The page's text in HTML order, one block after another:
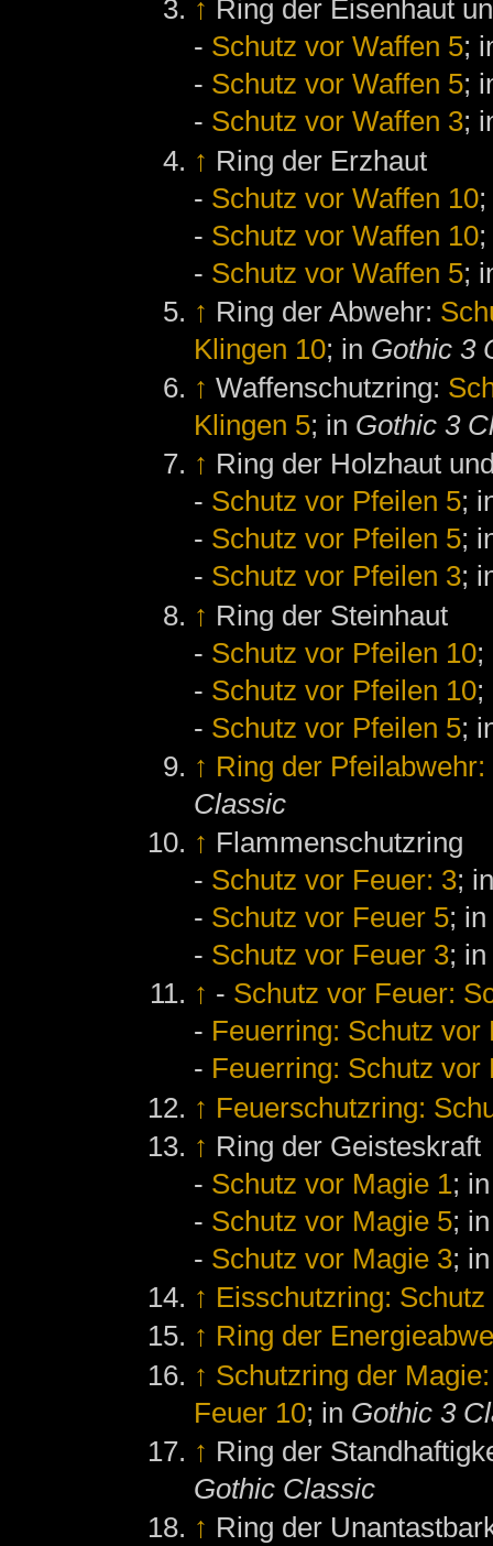
↑ Ring der Eisenhaut
- Schutz vor Waffen 5;
- Schutz vor Waffen 5;
- Schutz vor Waffen 3;
↑ Ring der Erzhaut
- Schutz vor Waffen 10
- Schutz vor Waffen 10
- Schutz vor Waffen 5;
↑ Ring der Abwehr:
Klingen 10; in Gothic 3
↑ Waffenschutzring:
Klingen 5; in Gothic 3
↑ Ring der Holzhaut
- Schutz vor Pfeilen 5;
- Schutz vor Pfeilen 5;
- Schutz vor Pfeilen 3;
↑ Ring der Steinhaut
- Schutz vor Pfeilen 10
- Schutz vor Pfeilen 10
- Schutz vor Pfeilen 5;
↑ Ring der
Classic
↑ Flammenschutzring
- Schutz vor Feuer: 3;
- Schutz vor Feuer 5;
- Schutz vor Feuer 3;
↑ - Schutz vor Feuer:
- Feuerring: Schutz vor
- Feuerring: Schutz vor
↑ Feuerschutzring:
↑ Ring der Geisteskraft
- Schutz vor Magie 1;
- Schutz vor Magie 5;
- Schutz vor Magie 3;
↑ Eisschutzring:
↑ Ring der
↑ Schutzring der
Feuer 10; in Gothic 3
↑ Ring der
Gothic Classic
↑ Ring der